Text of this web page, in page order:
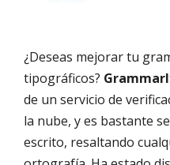
¿Deseas mejorar tu
tipográficos?
de un servicio de
la nube, y es bastante
escrito, resaltando